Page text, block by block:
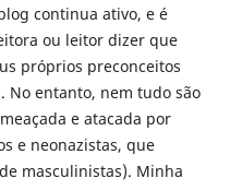
continua ativo, e é
ou leitor dizer que
próprios preconceitos
No entanto, nem tudo são
e atacada por
e neonazistas, que
masculinistas). Minha